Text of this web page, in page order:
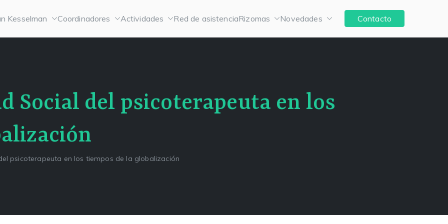
Kesselman Coordinadores Actividades Red de asistenciaRizomas Novedades Contacto
Social del psicoterapeuta en los
psicoterapeuta en los tiempos de la globalización